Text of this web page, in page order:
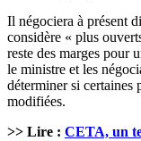
Il négociera à présent
considère « plus
reste des marges pour
le ministre et les
déterminer si certaines
modifiées.
>> Lire : CETA, un